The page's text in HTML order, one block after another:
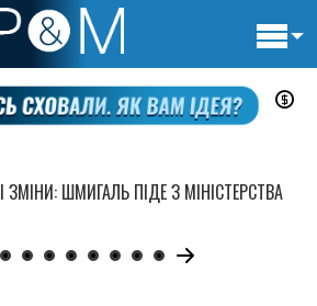
ЗМІНИ: ШМИГАЛЬ ПІДЕ З МІНІСТЕРСТВА